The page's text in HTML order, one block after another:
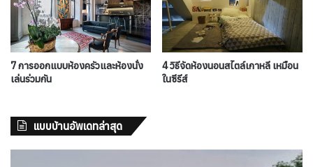
7 การออกแบบห้องครัวและห้องนั่ง
เล่นร่วมกัน
4 วิธีจัดห้องนอนสไตล์เกาหลี เหมือน
ในซีรีส์
แบบบ้านอัพเดทล่าสุด